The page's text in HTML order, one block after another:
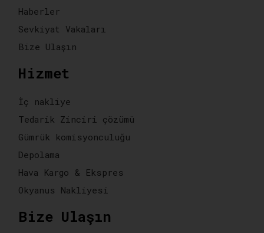
Haberler
Sevkiyat Vakaları
Bize Ulaşın
Hizmet
İç nakliye
Tedarik Zinciri çözümü
Gümrük komisyonculuğu
Depolama
Hava Kargo & Ekspres
Okyanus Nakliyesi
Bize Ulaşın